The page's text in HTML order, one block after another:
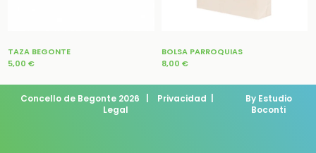
TAZA BEGONTE
5,00 €
BOLSA PARROQUIAS
8,00 €
Concello de Begonte 2026 Privacidad
Legal
By Estudio
Boconti